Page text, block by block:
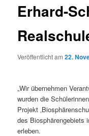
Erhard-
Veröffentlicht am22.
„Wir übernehmen
wurden die
Projekt
des Biosphärengebiets
erleben.